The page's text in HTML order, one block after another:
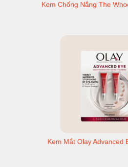
Kem Chống Nắng The
Kem Mắt Olay Advanced